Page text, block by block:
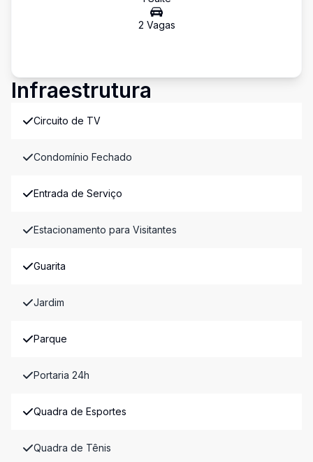
2 Vagas
Infraestrutura
Circuito de TV
Condomínio Fechado
Entrada de Serviço
Estacionamento para Visitantes
Guarita
Jardim
Parque
Portaria 24h
Quadra de Esportes
Quadra de Tênis